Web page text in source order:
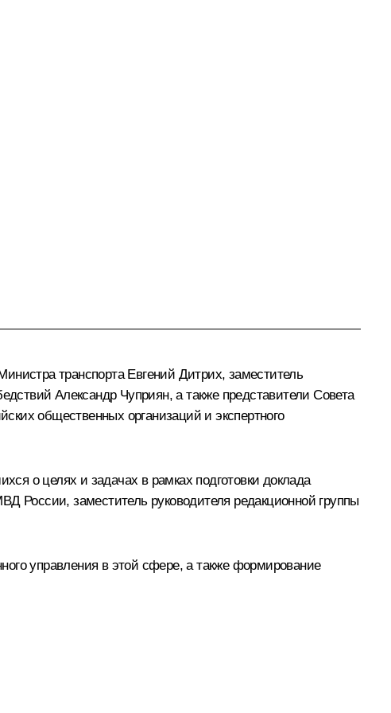
транспорта Евгений Дитрих, заместитель
Александр Чуприян, а также представители Совета
общественных организаций и экспертного
о целях и задачах в рамках подготовки доклада
России, заместитель руководителя редакционной группы
управления в этой сфере, а также формирование